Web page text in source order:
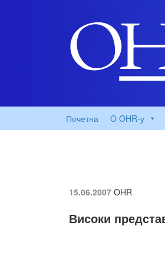
Почетна O OHR-у
15.06.2007 OHR
Високи